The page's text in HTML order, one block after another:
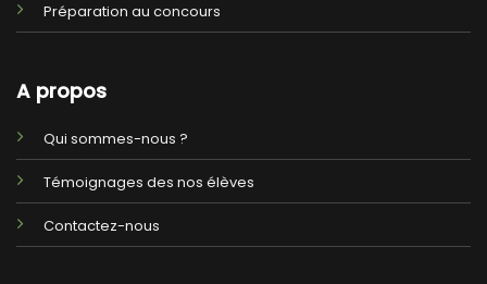
Préparation au concours
A propos
Qui sommes-nous ?
Témoignages des nos élèves
Contactez-nous